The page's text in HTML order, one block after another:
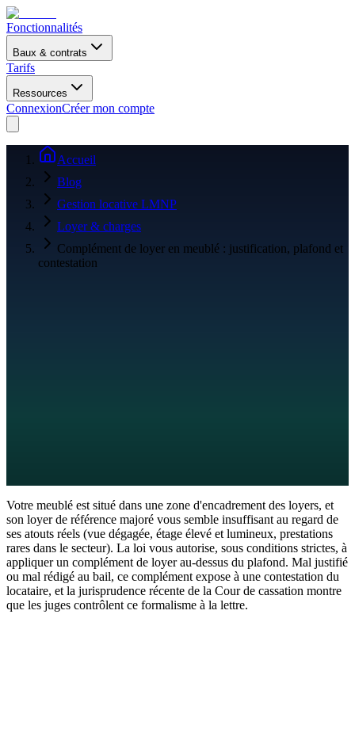
Fonctionnalités
Baux & contrats
Tarifs
Ressources
ConnexionCréer mon compte
Accueil
Blog
Gestion locative LMNP
Loyer & charges
Complément de loyer en meublé : justification, plafond et
contestation
Votre meublé est situé dans une zone d'encadrement des loyers, et
son loyer de référence majoré vous semble insuffisant au regard de
ses atouts réels (vue dégagée, étage élevé et lumineux, prestations
rares dans le secteur). La loi vous autorise, sous conditions strictes, à
appliquer un complément de loyer au-dessus du plafond. Mal justifié
ou mal rédigé au bail, ce complément expose à une contestation du
locataire, et la jurisprudence récente de la Cour de cassation montre
que les juges contrôlent ce formalisme à la lettre.